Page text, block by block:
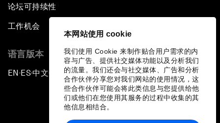
本网站使用 cookie
我们使用 Cookie 来制作贴合用户需求的内
容与广告、提供社交媒体功能以及分析我们
的流量。我们还会与社交媒体、广告和分析
合作伙伴分享您对我们网站的使用情况，这
些合作伙伴可能会将此类信息与您提供给他
们或他们在您使用其服务的过程中收集的其
他信息相结合。
论坛可持续性
工作机会
语言版本
EN ▪ ES▪中文▪ 日本語